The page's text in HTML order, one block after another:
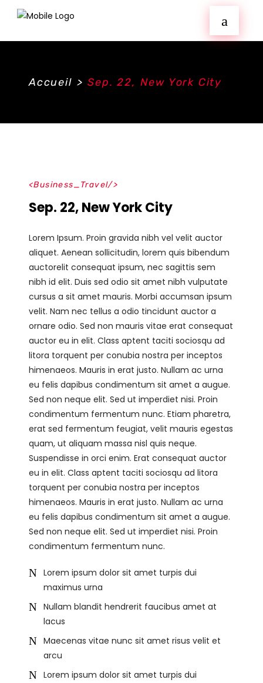
Accueil > Sep. 22, New York City
Business_Travel
Sep. 22, New York City
Lorem Ipsum. Proin gravida nibh vel velit auctor
aliquet. Aenean sollicitudin, lorem quis bibendum
auctorelit consequat ipsum, nec sagittis sem
nibh id elit. Duis sed odio sit amet nibh vulputate
cursus a sit amet mauris. Morbi accumsan ipsum
velit. Nam nec tellus a odio tincidunt auctor a
ornare odio. Sed non mauris vitae erat consequat
auctor eu in elit. Class aptent taciti sociosqu ad
litora torquent per conubia nostra per inceptos
himenaeos. Mauris in erat justo. Nullam ac urna
eu felis dapibus condimentum sit amet a augue.
Sed non neque elit. Sed ut imperdiet nisi. Proin
condimentum fermentum nunc. Etiam pharetra,
erat sed fermentum feugiat, velit mauris egestas
quam, ut aliquam massa nisl quis neque.
Suspendisse in orci enim. Erat consequat auctor
eu in elit. Class aptent taciti sociosqu ad litora
torquent per conubia nostra per inceptos
himenaeos. Mauris in erat justo. Nullam ac urna
eu felis dapibus condimentum sit amet a augue.
Sed non neque elit. Sed ut imperdiet nisi. Proin
condimentum fermentum nunc.
Lorem ipsum dolor sit amet turpis dui
maximus urna
Nullam blandit hendrerit faucibus amet at
lacus
Maecenas vitae nunc sit amet risus velit et
arcu
Lorem ipsum dolor sit amet turpis dui